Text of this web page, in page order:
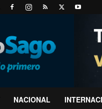
NACIONAL